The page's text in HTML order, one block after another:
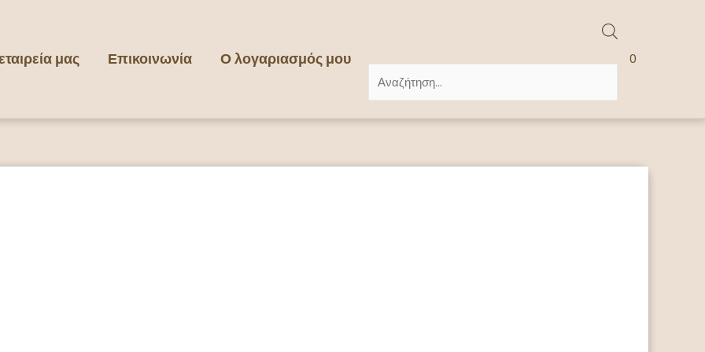
μας Επικοινωνία Ο λογαριασμός μου
Products
0